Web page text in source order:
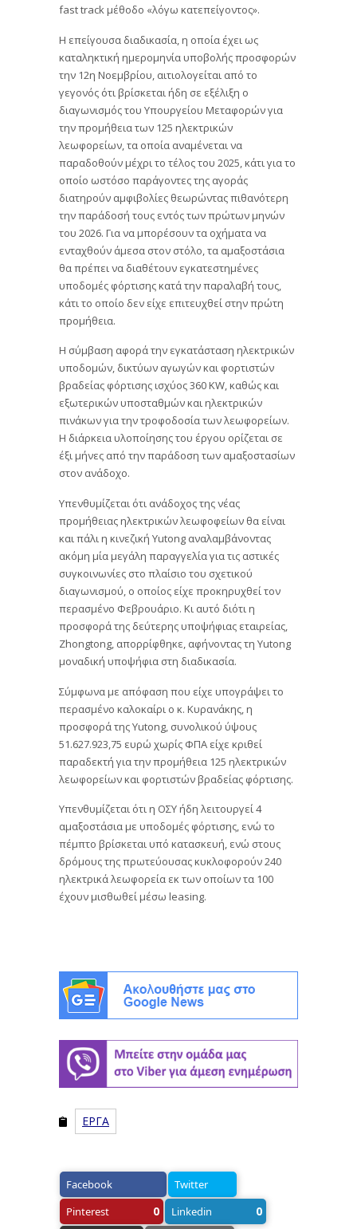
fast track μέθοδο «λόγω κατεπείγοντος».
Η επείγουσα διαδικασία, η οποία έχει ως
καταληκτική ημερομηνία υποβολής προσφορών
την 12η Νοεμβρίου, αιτιολογείται από το
γεγονός ότι βρίσκεται ήδη σε εξέλιξη ο
διαγωνισμός του Υπουργείου Μεταφορών για
την προμήθεια των 125 ηλεκτρικών
λεωφορείων, τα οποία αναμένεται να
παραδοθούν μέχρι το τέλος του 2025, κάτι για το
οποίο ωστόσο παράγοντες της αγοράς
διατηρούν αμφιβολίες θεωρώντας πιθανότερη
την παράδοσή τους εντός των πρώτων μηνών
του 2026. Για να μπορέσουν τα οχήματα να
ενταχθούν άμεσα στον στόλο, τα αμαξοστάσια
θα πρέπει να διαθέτουν εγκατεστημένες
υποδομές φόρτισης κατά την παραλαβή τους,
κάτι το οποίο δεν είχε επιτευχθεί στην πρώτη
προμήθεια.
Η σύμβαση αφορά την εγκατάσταση ηλεκτρικών
υποδομών, δικτύων αγωγών και φορτιστών
βραδείας φόρτισης ισχύος 360 KW, καθώς και
εξωτερικών υποσταθμών και ηλεκτρικών
πινάκων για την τροφοδοσία των λεωφορείων.
Η διάρκεια υλοποίησης του έργου ορίζεται σε
έξι μήνες από την παράδοση των αμαξοστασίων
στον ανάδοχο.
Υπενθυμίζεται ότι ανάδοχος της νέας
προμήθειας ηλεκτρικών λεωφοφείων θα είναι
και πάλι η κινεζική Yutong αναλαμβάνοντας
ακόμη μία μεγάλη παραγγελία για τις αστικές
συγκοινωνίες στο πλαίσιο του σχετικού
διαγωνισμού, ο οποίος είχε προκηρυχθεί τον
περασμένο Φεβρουάριο. Κι αυτό διότι η
προσφορά της δεύτερης υποψήφιας εταιρείας,
Zhongtong, απορρίφθηκε, αφήνοντας τη Yutong
μοναδική υποψήφια στη διαδικασία.
Σύμφωνα με απόφαση που είχε υπογράψει το
περασμένο καλοκαίρι ο κ. Κυρανάκης, η
προσφορά της Yutong, συνολικού ύψους
51.627.923,75 ευρώ χωρίς ΦΠΑ είχε κριθεί
παραδεκτή για την προμήθεια 125 ηλεκτρικών
λεωφορείων και φορτιστών βραδείας φόρτισης.
Υπενθυμίζεται ότι η ΟΣΥ ήδη λειτουργεί 4
αμαξοστάσια με υποδομές φόρτισης, ενώ το
πέμπτο βρίσκεται υπό κατασκευή, ενώ στους
δρόμους της πρωτεύουσας κυκλοφορούν 240
ηλεκτρικά λεωφορεία εκ των οποίων τα 100
έχουν μισθωθεί μέσω leasing.
ΕΡΓΑ
Facebook
Twitter
Pinterest
0 Linkedin 0